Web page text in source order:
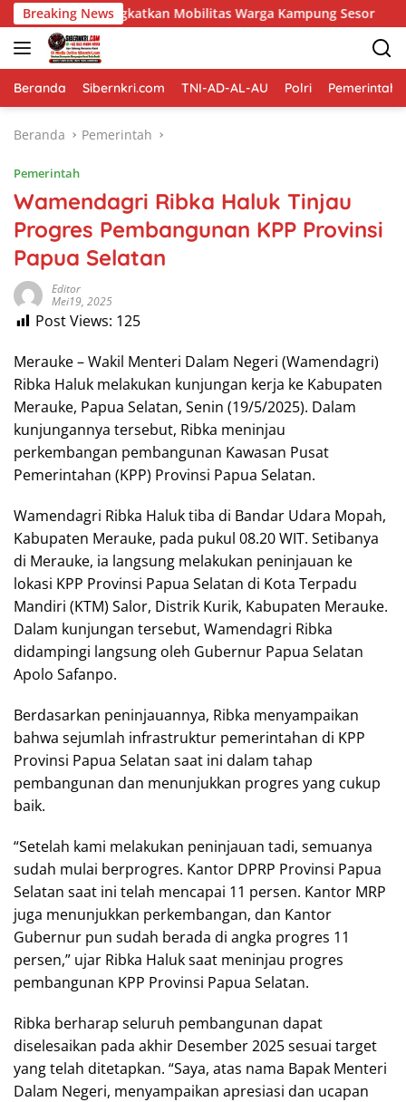
Langsung
ke
konten
Breaking News
Mobilitas Warga Kampung Sesor Wujudkan
Beranda Sibernkri.com TNI-AD-AL-AU Polri Pemerintah
Beranda Pemerintah
Pemerintah
Wamendagri Ribka Haluk Tinjau
Progres Pembangunan KPP Provinsi
Papua Selatan
Editor
Mei19, 2025
Post Views: 125
Merauke – Wakil Menteri Dalam Negeri (Wamendagri)
Ribka Haluk melakukan kunjungan kerja ke Kabupaten
Merauke, Papua Selatan, Senin (19/5/2025). Dalam
kunjungannya tersebut, Ribka meninjau
perkembangan pembangunan Kawasan Pusat
Pemerintahan (KPP) Provinsi Papua Selatan.
Wamendagri Ribka Haluk tiba di Bandar Udara Mopah,
Kabupaten Merauke, pada pukul 08.20 WIT. Setibanya
di Merauke, ia langsung melakukan peninjauan ke
lokasi KPP Provinsi Papua Selatan di Kota Terpadu
Mandiri (KTM) Salor, Distrik Kurik, Kabupaten Merauke.
Dalam kunjungan tersebut, Wamendagri Ribka
didampingi langsung oleh Gubernur Papua Selatan
Apolo Safanpo.
Berdasarkan peninjauannya, Ribka menyampaikan
bahwa sejumlah infrastruktur pemerintahan di KPP
Provinsi Papua Selatan saat ini dalam tahap
pembangunan dan menunjukkan progres yang cukup
baik.
“Setelah kami melakukan peninjauan tadi, semuanya
sudah mulai berprogres. Kantor DPRP Provinsi Papua
Selatan saat ini telah mencapai 11 persen. Kantor MRP
juga menunjukkan perkembangan, dan Kantor
Gubernur pun sudah berada di angka progres 11
persen,” ujar Ribka Haluk saat meninjau progres
pembangunan KPP Provinsi Papua Selatan.
Ribka berharap seluruh pembangunan dapat
diselesaikan pada akhir Desember 2025 sesuai target
yang telah ditetapkan. “Saya, atas nama Bapak Menteri
Dalam Negeri, menyampaikan apresiasi dan ucapan